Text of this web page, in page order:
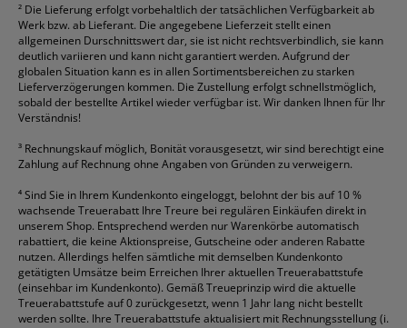
² Die Lieferung erfolgt vorbehaltlich der tatsächlichen Verfügbarkeit ab
Werk bzw. ab Lieferant. Die angegebene Lieferzeit stellt einen
allgemeinen Durschnittswert dar, sie ist nicht rechtsverbindlich, sie kann
deutlich variieren und kann nicht garantiert werden. Aufgrund der
globalen Situation kann es in allen Sortimentsbereichen zu starken
Lieferverzögerungen kommen. Die Zustellung erfolgt schnellstmöglich,
sobald der bestellte Artikel wieder verfügbar ist. Wir danken Ihnen für Ihr
Verständnis!
³ Rechnungskauf möglich, Bonität vorausgesetzt, wir sind berechtigt eine
Zahlung auf Rechnung ohne Angaben von Gründen zu verweigern.
⁴Sind Sie in Ihrem Kundenkonto eingeloggt, belohnt der bis auf 10 %
wachsende Treuerabatt Ihre Treure bei regulären Einkäufen direkt in
unserem Shop. Entsprechend werden nur Warenkörbe automatisch
rabattiert, die keine Aktionspreise, Gutscheine oder anderen Rabatte
nutzen. Allerdings helfen sämtliche mit demselben Kundenkonto
getätigten Umsätze beim Erreichen Ihrer aktuellen Treuerabattstufe
(einsehbar im Kundenkonto). Gemäß Treueprinzip wird die aktuelle
Treuerabattstufe auf 0 zurückgesetzt, wenn 1 Jahr lang nicht bestellt
werden sollte. Ihre Treuerabattstufe aktualisiert mit Rechnungsstellung (i.